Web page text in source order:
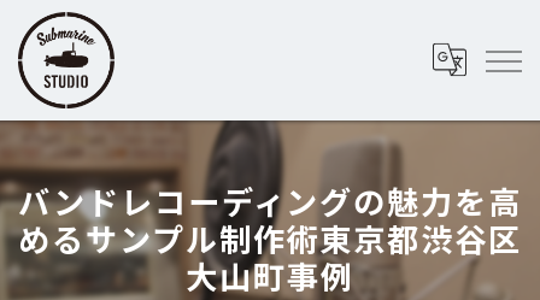
バンドレコーディングの魅力を高
めるサンプル制作術東京都渋谷区
大山町事例